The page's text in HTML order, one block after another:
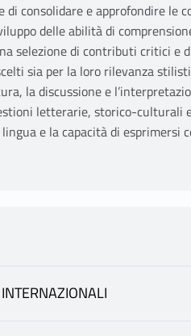
di consolidare e approfondire le
delle abilità di
selezione di contributi critici e
sia per la loro rilevanza
la discussione e
letterarie, storico-culturali
e la capacità di esprimersi